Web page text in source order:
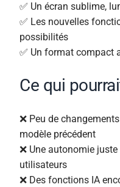
✅ Un écran sublime,
✅ Les nouvelles
possibilités
✅ Un format compact
Ce qui
❌ Peu de
modèle précédent
❌ Une autonomie
utilisateurs
❌ Des fonctions IA